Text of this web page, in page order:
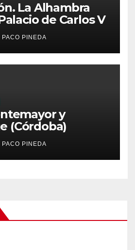
La Alhambra
de Carlos V
PACO PINEDA
y
(Córdoba)
PACO PINEDA